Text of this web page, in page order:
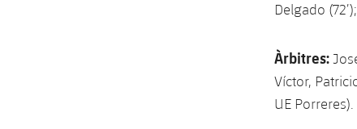
Delgado
Àrbitres:
Víctor,
UE Porreres).